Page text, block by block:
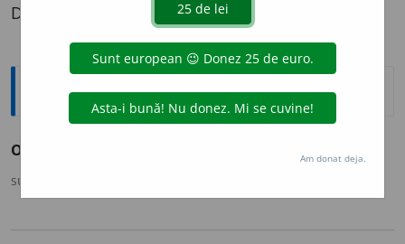
Definiția cu ID-ul 197278:
Sinonime
OBLICIT
sursa:
Am donat deja.